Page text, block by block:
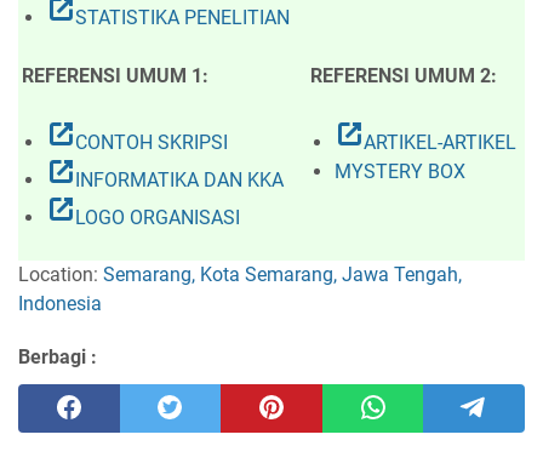
open_in_newSTATISTIKA PENELITIAN
REFERENSI UMUM 1: REFERENSI UMUM 2:
open_in_newCONTOH SKRIPSI
open_in_new INFORMATIKA DAN KKA
open_in_new LOGO ORGANISASI
open_in_newARTIKEL-ARTIKEL
MYSTERY BOX
Location: Semarang, Kota Semarang, Jawa Tengah,
Indonesia
Berbagi :